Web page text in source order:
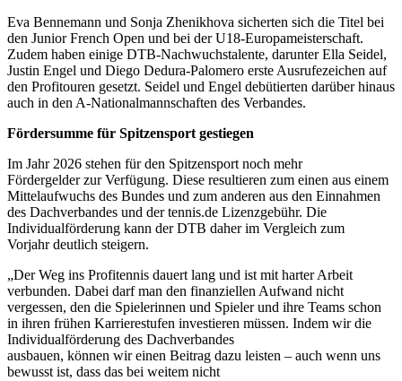
soziale Medien, Werbung und Analysen weiter. Unsere
Partner führen diese Informationen möglicherweise mit
weiteren Daten zusammen, die Sie ihnen bereitgestellt
haben oder die sie im Rahmen Ihrer Nutzung der Dienste
jederzeit über den Link im Footer aufgerufen und
angepasst werden.
Eva Bennemann und Sonja Zhenikhova sicherten sich die Titel bei
den Junior French Open und bei der U18-Europameisterschaft.
Zudem haben einige DTB-Nachwuchstalente, darunter Ella Seidel,
Justin Engel und Diego Dedura-Palomero erste Ausrufezeichen auf
den Profitouren gesetzt. Seidel und Engel debütierten darüber hinaus
auch in den A-Nationalmannschaften des Verbandes.
Fördersumme für Spitzensport gestiegen
Im Jahr 2026 stehen für den Spitzensport noch mehr
Fördergelder zur Verfügung. Diese resultieren zum einen aus einem
Mittelaufwuchs des Bundes und zum anderen aus den Einnahmen
des Dachverbandes und der tennis.de Lizenzgebühr. Die
Individualförderung kann der DTB daher im Vergleich zum
Vorjahr deutlich steigern.
„Der Weg ins Profitennis dauert lang und ist mit harter Arbeit
verbunden. Dabei darf man den finanziellen Aufwand nicht
vergessen, den die Spielerinnen und Spieler und ihre Teams schon
in ihren frühen Karrierestufen investieren müssen. Indem wir die
Individualförderung des Dachverbandes
ausbauen, können wir einen Beitrag dazu leisten – auch wenn uns
bewusst ist, dass das bei weitem nicht